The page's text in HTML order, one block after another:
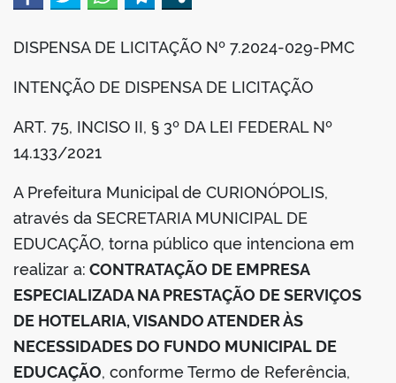
DISPENSA DE LICITAÇÃO Nº 7.2024-029-PMC
INTENÇÃO DE DISPENSA DE LICITAÇÃO
ART. 75, INCISO II, § 3º DA LEI FEDERAL Nº
14.133/2021
A Prefeitura Municipal de CURIONÓPOLIS,
através da SECRETARIA MUNICIPAL DE
EDUCAÇÃO, torna público que intenciona em
realizar a: CONTRATAÇÃO DE EMPRESA
ESPECIALIZADA NA PRESTAÇÃO DE SERVIÇOS
DE HOTELARIA, VISANDO ATENDER ÀS
NECESSIDADES DO FUNDO MUNICIPAL DE
EDUCAÇÃO, conforme Termo de Referência,